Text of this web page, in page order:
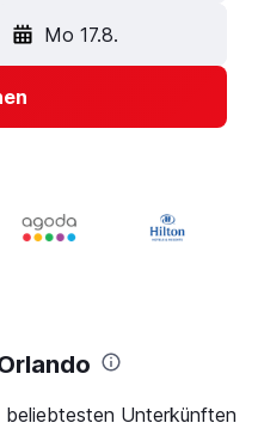
Mo 17.8.
Unterkünften